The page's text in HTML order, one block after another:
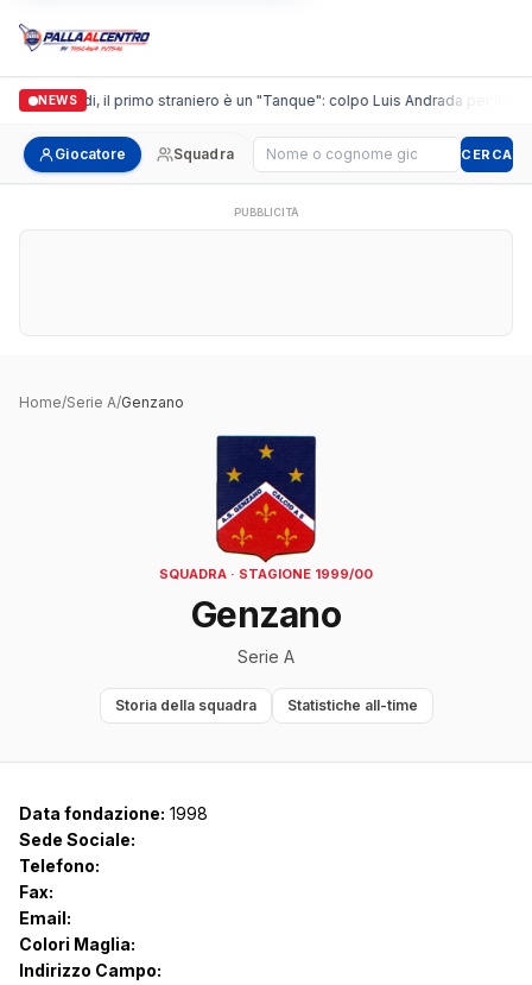
NEWS
Casalguidi, il primo straniero è un "Tanque": colpo Luis Andrada per il
Giocatore Squadra Cerca giocatore CERCA
PUBBLICITÀ
Home/Serie A/Genzano
SQUADRA · STAGIONE 1999/00
Genzano
Serie A
Storia della squadra Statistiche all-time
Data fondazione: 1998
Sede Sociale:
Telefono:
Fax:
Email:
Colori Maglia:
Indirizzo Campo: